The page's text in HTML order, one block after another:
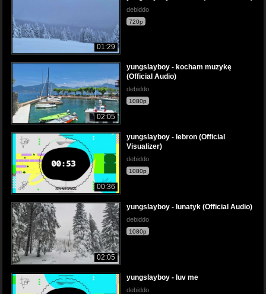
01:29
debiddo
720p
02:05
yungslayboy - kocham muzykę
(Official Audio)
debiddo
1080p
00:36
yungslayboy - lebron (Official
Visualizer)
debiddo
1080p
02:05
yungslayboy - lunatyk (Official Audio)
debiddo
1080p
yungslayboy - luv me
debiddo